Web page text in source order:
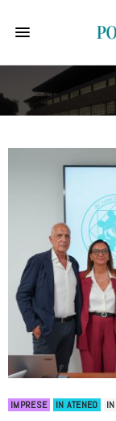
IMPRESE IN ATENEO